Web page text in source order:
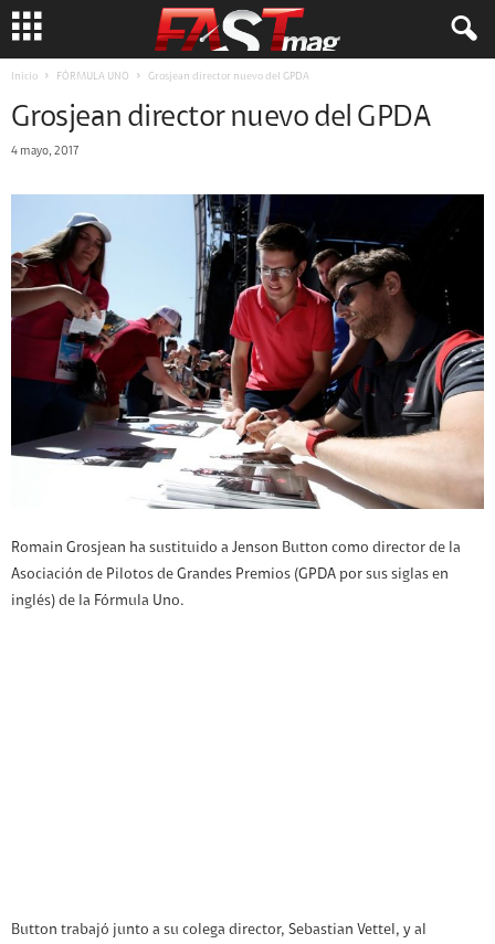
Inicio FÓRMULA UNO Grosjean director nuevo del GPDA
Grosjean director nuevo del GPDA
4 mayo, 2017
Romain Grosjean ha sustituido a Jenson Button como director de la
Asociación de Pilotos de Grandes Premios (GPDA por sus siglas en
inglés) de la Fórmula Uno.
Button trabajó junto a su colega director, Sebastian Vettel, y al